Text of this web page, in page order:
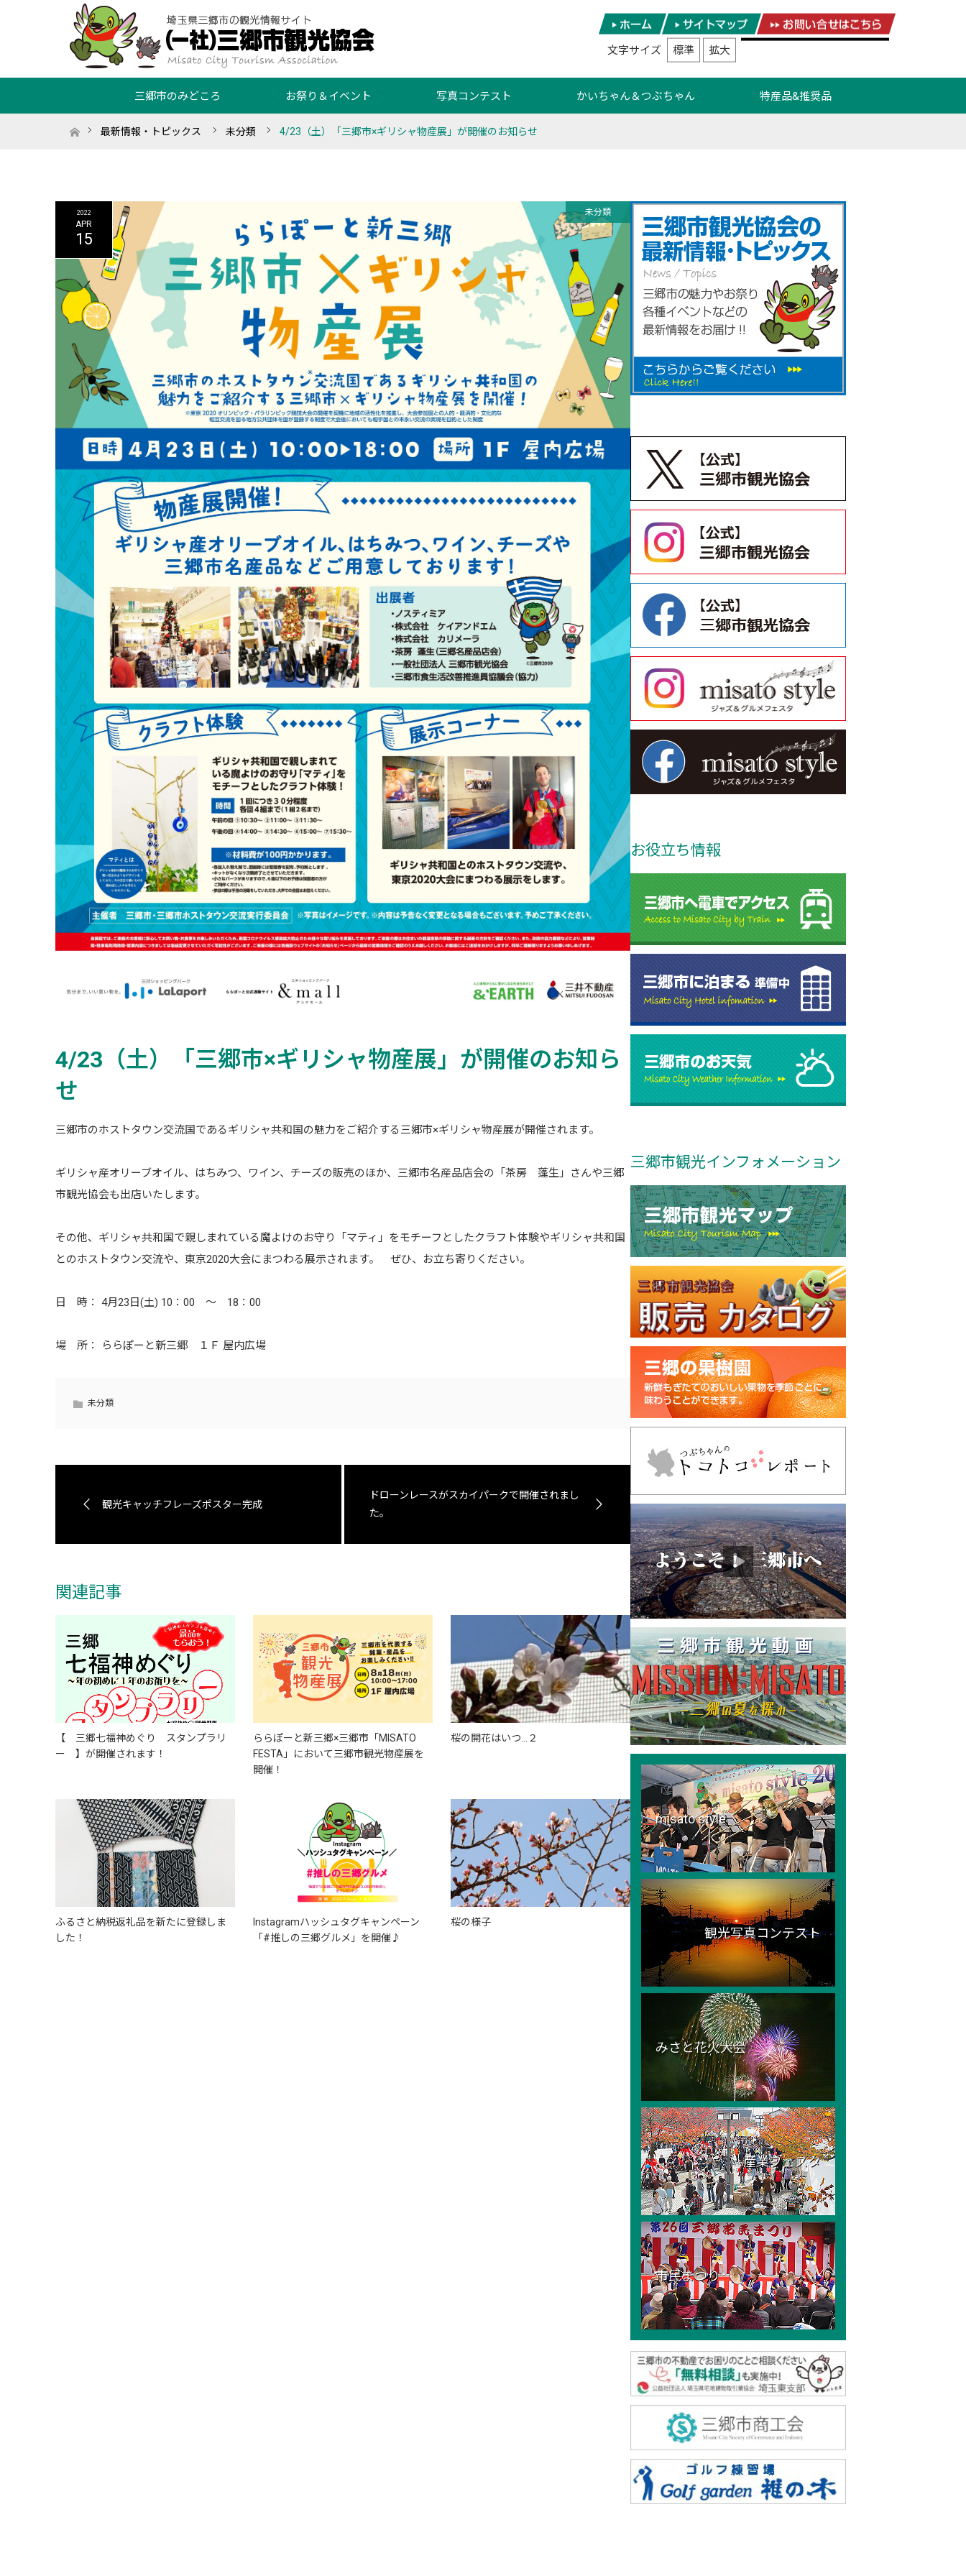
文字サイズ 標準 拡大
三郷市のみどころ お祭り＆イベント 写真コンテスト かいちゃん＆つぶちゃん 特産品&推奨品
ホーム最新情報・トピックス 未分類 4/23（土）「三郷市×ギリシャ物産展」が開催のお知らせ
2022
APR
15
未分類
4/23（土）「三郷市×ギリシャ物産展」が開催のお知ら
せ
三郷市のホストタウン交流国であるギリシャ共和国の魅力をご紹介する三郷市×ギリシャ物産展が開催されます。
ギリシャ産オリーブオイル、はちみつ、ワイン、チーズの販売のほか、三郷市名産品店会の「茶房 蓬生」さんや三郷
市観光協会も出店いたします。
その他、ギリシャ共和国で親しまれている魔よけのお守り「マティ」をモチーフとしたクラフト体験やギリシャ共和国
とのホストタウン交流や、東京2020大会にまつわる展示されます。 ぜひ、お立ち寄りください。
日 時： 4月23日(土) 10：00 ～ 18：00
場 所： ららぽーと新三郷 １Ｆ 屋内広場
未分類
観光キャッチフレーズポスター完成
ドローンレースがスカイパークで開催されまし
た。
関連記事
【 三郷七福神めぐり スタンプラリ
ー 】が開催されます！
ららぽーと新三郷×三郷市「MISATO
FESTA」において三郷市観光物産展を
開催！
桜の開花はいつ…２
ふるさと納税返礼品を新たに登録しま
した！
Instagramハッシュタグキャンペーン
「#推しの三郷グルメ」を開催♪
桜の様子
お役立ち情報
三郷市観光インフォメーション
misato style
観光写真コンテスト
みさと花火大会
産業フェスタ
市民まつり